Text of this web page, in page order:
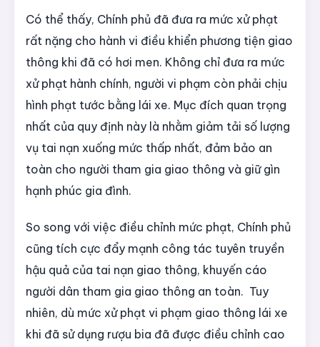
Có thể thấy, Chính phủ đã đưa ra mức xử phạt
rất nặng cho hành vi điều khiển phương tiện giao
thông khi đã có hơi men. Không chỉ đưa ra mức
xử phạt hành chính, người vi phạm còn phải chịu
hình phạt tước bằng lái xe. Mục đích quan trọng
nhất của quy định này là nhằm giảm tải số lượng
vụ tai nạn xuống mức thấp nhất, đảm bảo an
toàn cho người tham gia giao thông và giữ gìn
hạnh phúc gia đình.
So song với việc điều chỉnh mức phạt, Chính phủ
cũng tích cực đẩy mạnh công tác tuyên truyền
hậu quả của tai nạn giao thông, khuyến cáo
người dân tham gia giao thông an toàn. Tuy
nhiên, dù mức xử phạt vi phạm giao thông lái xe
khi đã sử dụng rượu bia đã được điều chỉnh cao